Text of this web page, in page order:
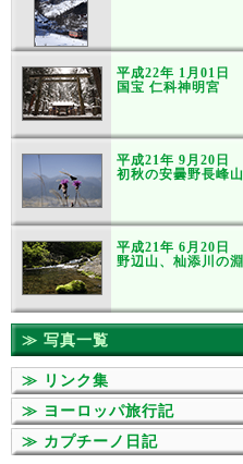
平成22年 1月01日
国宝 仁科神明宮
平成21年 9月20日
初秋の安曇野長峰山
平成21年 6月20日
野辺山、杣添川の淵
≫ 写真一覧
≫ リンク集
≫ ヨーロッパ旅行記
≫ カプチーノ日記